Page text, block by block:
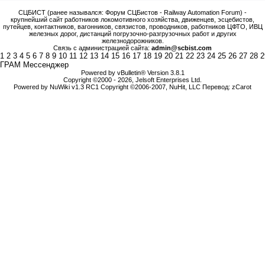
СЦБИСТ (ранее назывался: Форум СЦБистов - Railway Automation Forum) -
крупнейший сайт работников локомотивного хозяйства, движенцев, эсцебистов,
путейцев, контактников, вагонников, связистов, проводников, работников ЦФТО, ИВЦ
железных дорог, дистанций погрузочно-разгрузочных работ и других
железнодорожников.
Связь с администрацией сайта: admin@scbist.com
1 2 3 4 5 6 7 8 9 10 11 12 13 14 15 16 17 18 19 20 21 22 23 24 25 26 27 28
ГРАМ Мессенджер
Powered by vBulletin® Version 3.8.1
Copyright ©2000 - 2026, Jelsoft Enterprises Ltd.
Powered by NuWiki v1.3 RC1 Copyright ©2006-2007, NuHit, LLC Перевод: zCarot